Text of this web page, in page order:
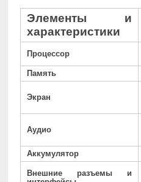
Элементы и
характеристики
Процессор
Память
Экран
Аудио
Аккумулятор
Внешние разъемы и